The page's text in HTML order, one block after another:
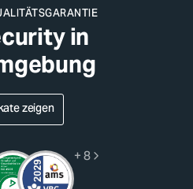
in
zeigen
+ 8